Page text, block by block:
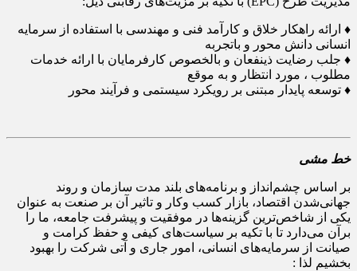
♦ ارائه راهکار خلاق و کارآمد فنی و مهندسی با استفاده از سرمایه
انسانی دانش محور و باتجربه
♦ جلب رضایت ذینفعان و بالخصوص کارفرمایان با ارائه خدمات
مطلوب ، مورد انتظار و به موقع
♦ توسعه پایدار مبتنی بر رویکرد سیستمی و فرآیند محور
خط مشی
بر اساس چشم‌انداز و برنامه‌های بلند مدت سازمان و روند
جهانی‌شدن اقتصاد، بازار کسب وکار و تاثیر آن بر صنعت به عنوان
یکی از شاخص‌ترین گزینه‌ها در موفقیت و پیشرفت جامعه، ما را
برآن می‌دارد تا با تکیه بر سیاست‌های کیفی و حفظ کرامت و
صیانت از سرمایه‌های انسانی، امور جاری و آتی شرکت را بهبود
بخشیم لذا :